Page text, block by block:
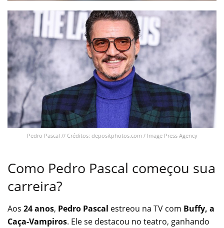
Pedro Pascal // Créditos: depositphotos.com / Image Press Agency
Como Pedro Pascal começou sua
carreira?
Aos 24 anos, Pedro Pascal estreou na TV com Buffy, a
Caça-Vampiros. Ele se destacou no teatro, ganhando